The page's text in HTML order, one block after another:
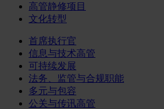
高管静修项目
文化转型
首席执行官
信息与技术高管
可持续发展
法务、监管与合规职能
多元与包容
公关与传讯高管